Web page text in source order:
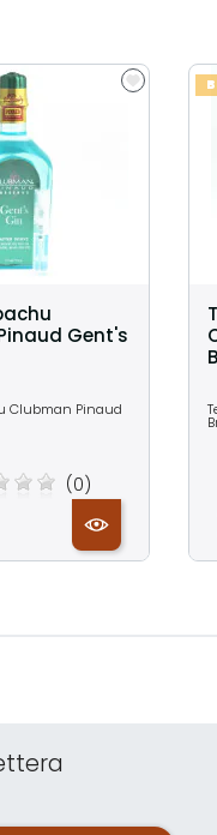
Gent's
Clubman Pinaud
(0)